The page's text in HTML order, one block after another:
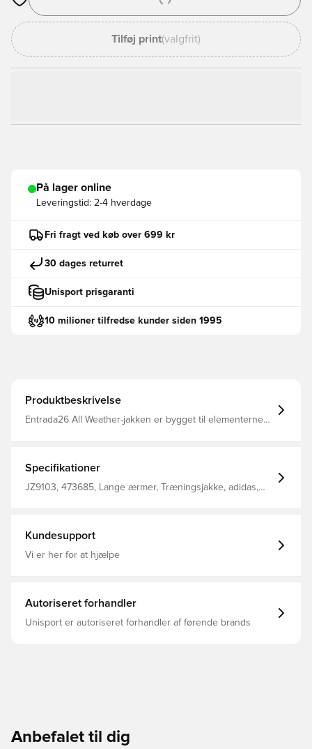
Åbner en Modal til at logge ind eller tilmelde dig som medlem
Tilføj print(valgfrit)
På lager online
Leveringstid: 2-4 hverdage
Fri fragt ved køb over 699 kr
30 dages returret
Unisport prisgaranti
10 milioner tilfredse kunder siden 1995
Produktbeskrivelse
Entrada26 All Weather-jakken er bygget til elementerne
Specifikationer
JZ9103, 473685, Lange ærmer, Træningsjakke, adidas,
Kundesupport
Vi er her for at hjælpe
Autoriseret forhandler
Unisport er autoriseret forhandler af førende brands
Anbefalet til dig